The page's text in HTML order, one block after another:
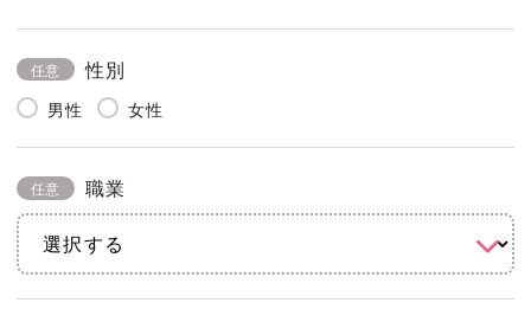
任意 性別
男性 女性
任意 職業